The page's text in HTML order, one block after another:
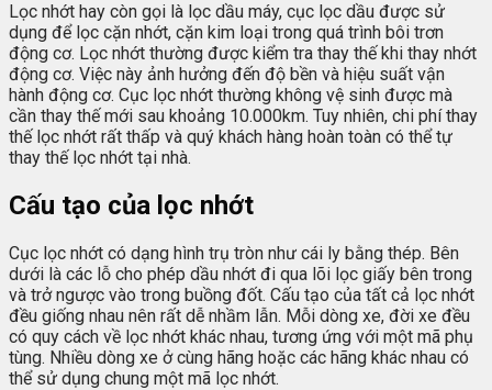
Lọc nhớt hay còn gọi là lọc dầu máy, cục lọc dầu được sử
dụng để lọc cặn nhớt, cặn kim loại trong quá trình bôi trơn
động cơ. Lọc nhớt thường được kiểm tra thay thế khi thay nhớt
động cơ. Việc này ảnh hưởng đến độ bền và hiệu suất vận
hành động cơ. Cục lọc nhớt thường không vệ sinh được mà
cần thay thế mới sau khoảng 10.000km. Tuy nhiên, chi phí thay
thế lọc nhớt rất thấp và quý khách hàng hoàn toàn có thể tự
thay thế lọc nhớt tại nhà.
Cấu tạo của lọc nhớt
Cục lọc nhớt có dạng hình trụ tròn như cái ly bằng thép. Bên
dưới là các lỗ cho phép dầu nhớt đi qua lõi lọc giấy bên trong
và trở ngược vào trong buồng đốt. Cấu tạo của tất cả lọc nhớt
đều giống nhau nên rất dễ nhầm lẫn. Mỗi dòng xe, đời xe đều
có quy cách về lọc nhớt khác nhau, tương ứng với một mã phụ
tùng. Nhiều dòng xe ở cùng hãng hoặc các hãng khác nhau có
thể sử dụng chung một mã lọc nhớt.